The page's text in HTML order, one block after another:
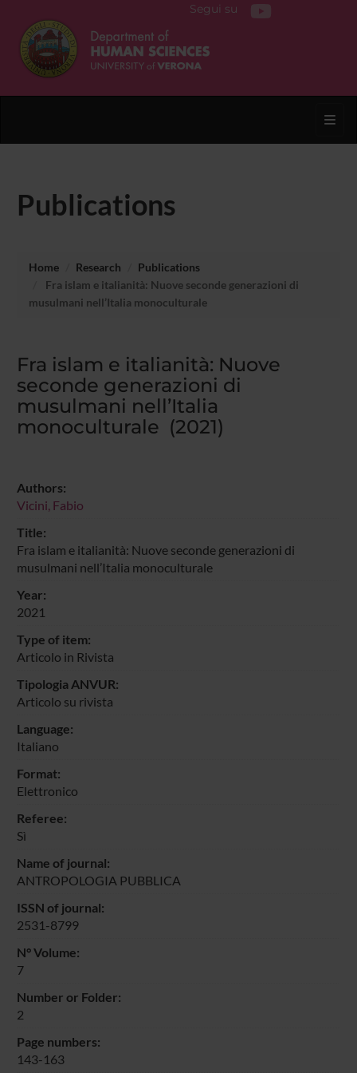
Segui su
Publications
Home Research
Publications
Fra islam e italianità: Nuove seconde generazioni di
musulmani nell’Italia monoculturale
Fra islam e italianità: Nuove
seconde generazioni di
musulmani nell’Italia
monoculturale (2021)
Authors:
Vicini, Fabio
Title:
Fra islam e italianità: Nuove seconde generazioni di
musulmani nell’Italia monoculturale
Year:
2021
Type of item:
Articolo in Rivista
Tipologia ANVUR:
Articolo su rivista
Language:
Italiano
Format:
Elettronico
Referee:
Sì
Name of journal:
ANTROPOLOGIA PUBBLICA
ISSN of journal:
2531-8799
N° Volume:
7
Number or Folder:
2
Page numbers:
143-163